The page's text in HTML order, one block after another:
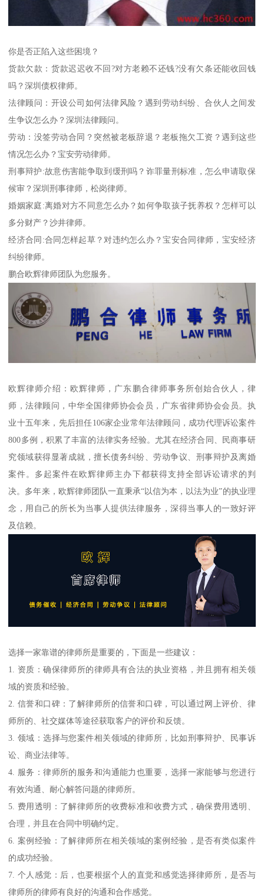
你是否正陷入这些困境？
货款欠款：货款迟迟收不回?对方老赖不还钱?没有欠条还能收回钱
吗？深圳债权律师。
法律顾问：开设公司如何法律风险？遇到劳动纠纷、合伙人之间发
生争议怎么办？深圳法律顾问。
劳动：没签劳动合同？突然被老板辞退？老板拖欠工资？遇到这些
情况怎么办？宝安劳动律师。
刑事辩护:故意伤害能争取到缓刑吗？诈罪量刑标准，怎么申请取保
候审？深圳刑事律师，松岗律师。
婚姻家庭:离婚对方不同意怎么办？如何争取孩子抚养权？怎样可以
多分财产？沙井律师。
经济合同:合同怎样起草？对违约怎么办？宝安合同律师，宝安经济
纠纷律师。
鹏合欧辉律师团队为您服务。
欧辉律师介绍：欧辉律师，广东鹏合律师事务所创始合伙人，律
师，法律顾问，中华全国律师协会会员，广东省律师协会会员。执
业十五年来，先后担任106家企业常年法律顾问，成功代理诉讼案件
800多例，积累了丰富的法律实务经验。尤其在经济合同、民商事研
究领域获得显著成就，擅长债务纠纷、劳动争议、刑事辩护及离婚
案件。多起案件在欧辉律师主办下都获得支持全部诉讼请求的判
决。多年来，欧辉律师团队一直秉承“以信为本，以法为业”的执业理
念，用自己的所长为当事人提供法律服务，深得当事人的一致好评
及信赖。
选择一家靠谱的律师所是重要的，下面是一些建议：
1. 资质：确保律师所的律师具有合法的执业资格，并且拥有相关领
域的资质和经验。
2. 信誉和口碑：了解律师所的信誉和口碑，可以通过网上评价、律
师所的、社交媒体等途径获取客户的评价和反馈。
3. 领域：选择与您案件相关领域的律师所，比如刑事辩护、民事诉
讼、商业法律等。
4. 服务：律师所的服务和沟通能力也重要，选择一家能够与您进行
有效沟通、耐心解答问题的律师所。
5. 费用透明：了解律师所的收费标准和收费方式，确保费用透明、
合理，并且在合同中明确约定。
6. 案例经验：了解律师所在相关领域的案例经验，是否有类似案件
的成功经验。
7. 个人感觉：后，也要根据个人的直觉和感觉选择律师所，是否与
律师所的律师有良好的沟通和合作感觉。